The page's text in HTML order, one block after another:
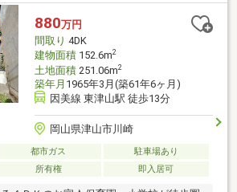
880万円
間取り 4DK
建物面積152.6m2
土地面積251.06m2
築年月 1965年3月(築61年6ヶ月)
因美線 東津山駅 徒歩13分
岡山県津山市川崎
都市ガス
駐車場あり
所有権 即入居可